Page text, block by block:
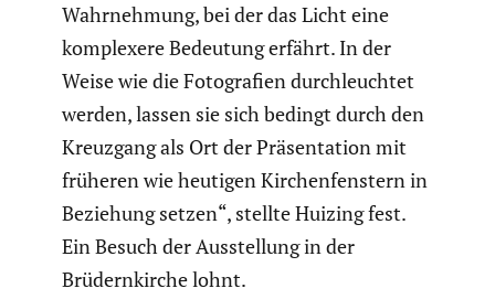
Wahrneh­mung, bei der das Licht eine
komple­xere Bedeutung erfährt. In der
Weise wie die Fotogra­fien durch­leuchtet
werden, lassen sie sich bedingt durch den
Kreuzgang als Ort der Präsen­ta­tion mit
früheren wie heutigen Kirchen­fens­tern in
Beziehung setzen“, stellte Huizing fest.
Ein Besuch der Ausstel­lung in der
Brüdern­kirche lohnt.